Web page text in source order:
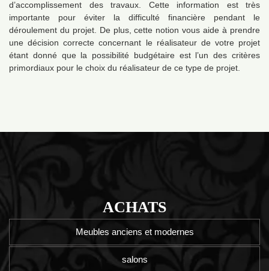
d’accomplissement des travaux. Cette information est très
importante pour éviter la difficulté financière pendant le
déroulement du projet. De plus, cette notion vous aide à prendre
une décision correcte concernant le réalisateur de votre projet
étant donné que la possibilité budgétaire est l’un des critères
primordiaux pour le choix du réalisateur de ce type de projet.
ACHATS
Meubles anciens et modernes
salons